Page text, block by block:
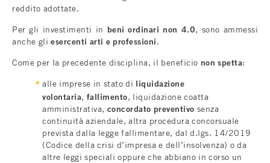
reddito adottate.
Per gli investimenti in beni ordinari non 4.0, sono ammessi
anche gliesercenti arti e professioni.
Come per la precedente disciplina, il beneficio non spetta:
alle imprese in stato di liquidazione
volontaria, fallimento, liquidazione coatta
amministrativa, concordato preventivo senza
continuità aziendale, altra procedura concorsuale
prevista dalla legge fallimentare, dal d.lgs. 14/2019
(Codice della crisi d’impresa e dell’insolvenza) o da
altre leggi speciali oppure che abbiano in corso un